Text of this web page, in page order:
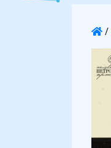
/